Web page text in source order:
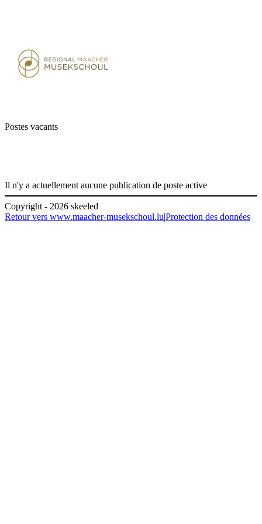
Postes vacants
Il n'y a actuellement aucune publication de poste active
Copyright - 2026 skeeled
Retour vers www.maacher-musekschoul.lu|Protection des données